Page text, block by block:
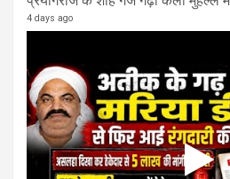
4 days ago